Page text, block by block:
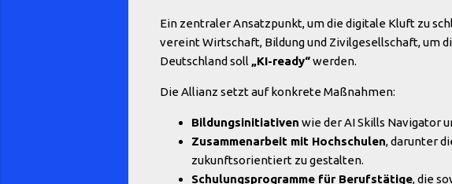
Ein zentraler Ansatzpunkt, um die digitale Kluft zu
vereint Wirtschaft, Bildung und Zivilgesellschaft, um
Deutschland soll „KI-ready“werden.
Die Allianz setzt auf konkrete Maßnahmen:
Bildungsinitiativen wie der AI Skills Navigator
Zusammenarbeit mit Hochschulen, darunter
zukunftsorientiert zu gestalten.
Schulungsprogramme für Berufstätige, die